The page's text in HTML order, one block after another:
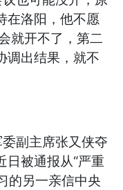
在洛阳，他不愿
就开不了，第二
调出结果，就不
副主席张又侠夺
日被通报从“严重
的另一亲信中央